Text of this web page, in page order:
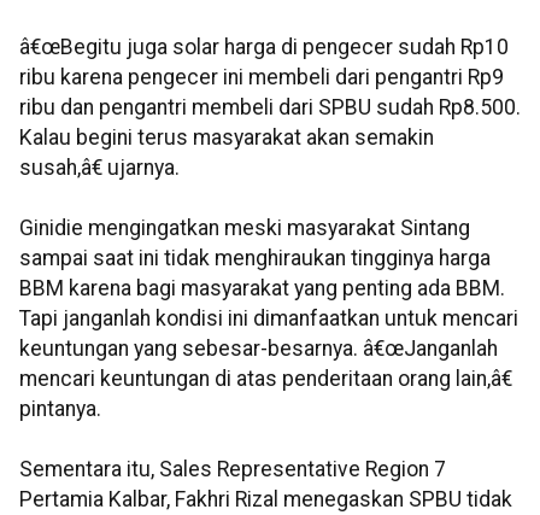
â€œBegitu juga solar harga di pengecer sudah Rp10
ribu karena pengecer ini membeli dari pengantri Rp9
ribu dan pengantri membeli dari SPBU sudah Rp8.500.
Kalau begini terus masyarakat akan semakin
susah,â€ ujarnya.
Ginidie mengingatkan meski masyarakat Sintang
sampai saat ini tidak menghiraukan tingginya harga
BBM karena bagi masyarakat yang penting ada BBM.
Tapi janganlah kondisi ini dimanfaatkan untuk mencari
keuntungan yang sebesar-besarnya. â€œJanganlah
mencari keuntungan di atas penderitaan orang lain,â€
pintanya.
Sementara itu, Sales Representative Region 7
Pertamia Kalbar, Fakhri Rizal menegaskan SPBU tidak